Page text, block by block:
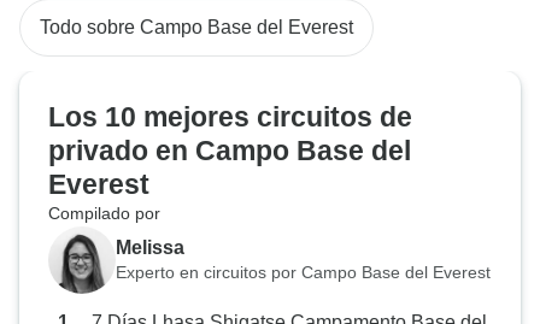
Todo sobre Campo Base del Everest
Los 10 mejores circuitos de
privado en Campo Base del
Everest
Compilado por
Melissa
Experto en circuitos por Campo Base del Everest